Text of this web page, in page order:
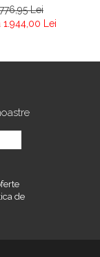
Lei
1.944,00 Lei
de